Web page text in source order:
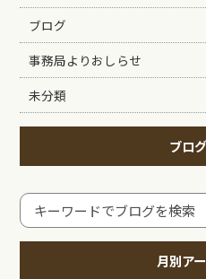
ブログ
事務局よりおしらせ
未分類
ブロ
月別ア